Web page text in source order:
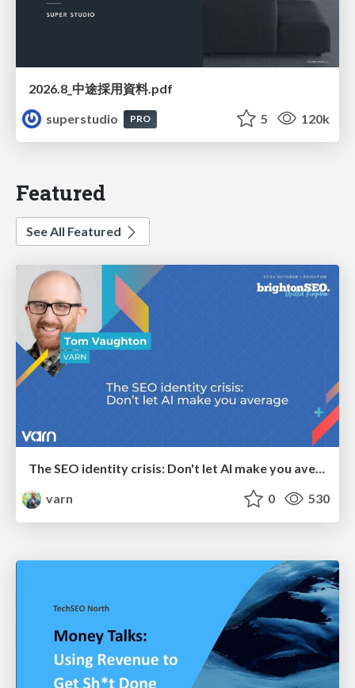
2026.8_中途採用資料.pdf
superstudio
PRO 5 120k
Featured
See All Featured
The SEO identity crisis: Don't let AI make you average
varn
0 530